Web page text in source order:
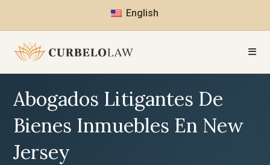
English
Abogados Litigantes De
Bienes Inmuebles En New
Jersey